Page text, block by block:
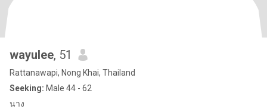
wayulee, 51
Rattanawapi, Nong Khai, Thailand
Seeking: Male 44 - 62
นาง